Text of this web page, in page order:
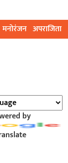
मनोरंजन अपराजिता
by